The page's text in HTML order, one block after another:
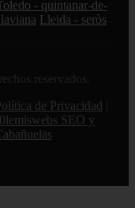
- quintanar-de-
Lleida - seròs
reservados.
de Privacidad
SEO y